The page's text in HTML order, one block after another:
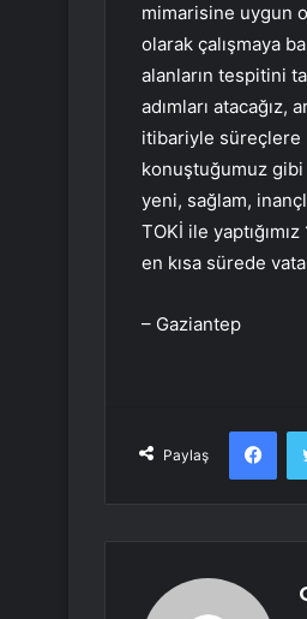
mimarisine uygun
olarak çalışmaya
alanların tespitini
adımları atacağız,
itibariyle süreçlere
konuştuğumuz
yeni, sağlam,
TOKİ ile
en kısa sürede
– Gaziantep
Paylaş